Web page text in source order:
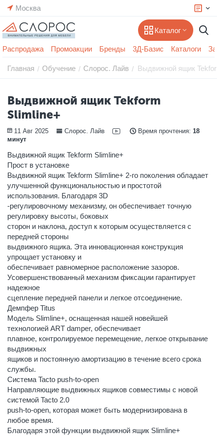
Москва
Каталог
Распродажа Промоакции Бренды 3Д-Базис Каталоги
Главная / Обучение / Слорос. Лайв / Выдвижной ящик
Выдвижной ящик Tekform
Slimline+
11 Авг 2025 Слорос. Лайв Время прочтения: 18
минут
Выдвижной ящик Tekform Slimline+
Прост в установке
Выдвижной ящик Tekform Slimline+ 2-го поколения обладает
улучшенной функциональностью и простотой
использования. Благодаря 3D
-регулировочному механизму, он обеспечивает точную
регулировку высоты, боковых
сторон и наклона, доступ к которым осуществляется с
передней стороны
выдвижного ящика. Эта инновационная конструкция
упрощает установку и
обеспечивает равномерное расположение зазоров.
Усовершенствованный механизм фиксации гарантирует
надежное
сцепление передней панели и легкое отсоединение.
Демпфер Titus
Модель Slimline+, оснащенная нашей новейшей
технологией ART damper, обеспечивает
плавное, контролируемое перемещение, легкое открывание
выдвижных
ящиков и постоянную амортизацию в течение всего срока
службы.
Система Tacto push-to-open
Направляющие выдвижных ящиков совместимы с новой
системой Tacto 2.0
push-to-open, которая может быть модернизирована в
любое время.
Благодаря этой функции выдвижной ящик Slimline+